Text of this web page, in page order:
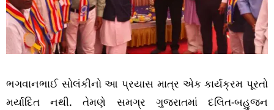
ભગવાનભાઈ સોલંકીનો આ પ્રયાસ માત્ર એક કાર્યક્રમ પૂરતો
મર્યાદિત નથી. તેમણે સમગ્ર ગુજરાતમાં દલિત-બહુજન